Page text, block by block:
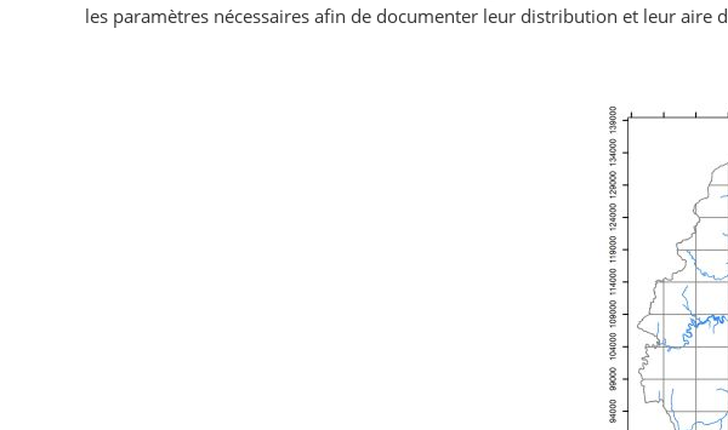
les paramètres nécessaires afin de documenter leur distribution et leur aire